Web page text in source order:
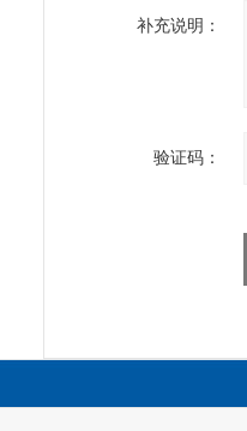
补充说明：
验证码：